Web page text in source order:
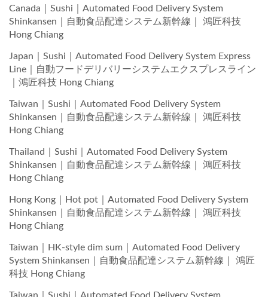
Canada｜Sushi｜Automated Food Delivery System
Shinkansen｜自動食品配達システム新幹線｜ 鴻匠科技
Hong Chiang
Japan｜Sushi｜Automated Food Delivery System Express
Line｜自動フードデリバリーシステムエクスプレスライン
｜鴻匠科技 Hong Chiang
Taiwan｜Sushi｜Automated Food Delivery System
Shinkansen｜自動食品配達システム新幹線｜ 鴻匠科技
Hong Chiang
Thailand｜Sushi｜Automated Food Delivery System
Shinkansen｜自動食品配達システム新幹線｜ 鴻匠科技
Hong Chiang
Hong Kong｜Hot pot｜Automated Food Delivery System
Shinkansen｜自動食品配達システム新幹線｜ 鴻匠科技
Hong Chiang
Taiwan｜HK-style dim sum｜Automated Food Delivery
System Shinkansen｜自動食品配達システム新幹線｜ 鴻匠
科技 Hong Chiang